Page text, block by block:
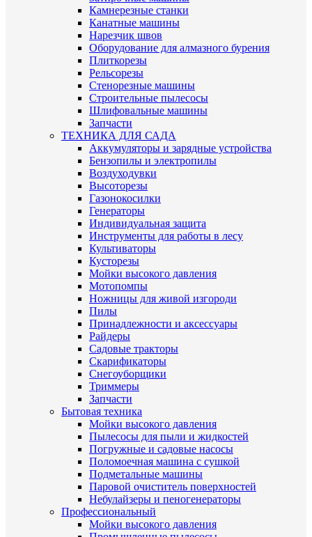
Камнерезные станки
Канатные машины
Нарезчик швов
Оборудование для алмазного бурения
Плиткорезы
Рельсорезы
Стенорезные машины
Строительные пылесосы
Шлифовальные машины
Запчасти
ТЕХНИКА ДЛЯ САДА
Аккумуляторы и зарядные устройства
Бензопилы и электропилы
Воздуходувки
Высоторезы
Газонокосилки
Генераторы
Индивидуальная защита
Инструменты для работы в лесу
Культиваторы
Кусторезы
Мойки высокого давления
Мотопомпы
Ножницы для живой изгороди
Пилы
Принадлежности и аксессуары
Райдеры
Садовые тракторы
Скарификаторы
Снегоуборщики
Триммеры
Запчасти
Бытовая техника
Мойки высокого давления
Пылесосы для пыли и жидкостей
Погружные и садовые насосы
Поломоечная машина с сушкой
Подметальные машины
Паровой очиститель поверхностей
Небулайзеры и пеногенераторы
Профессиональный
Мойки высокого давления